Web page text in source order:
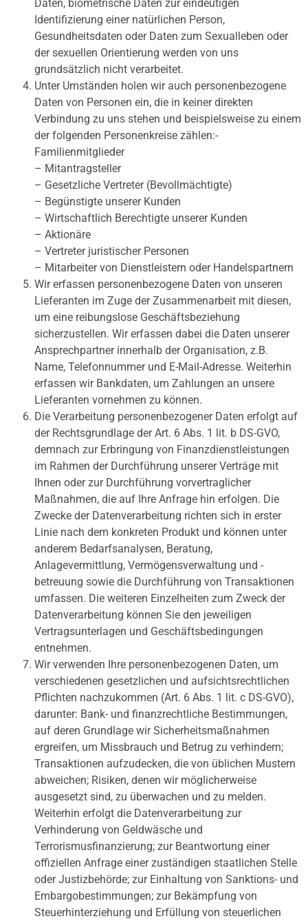
Daten, biometrische Daten zur eindeutigen
Identifizierung einer natürlichen Person,
Gesundheitsdaten oder Daten zum Sexualleben oder
der sexuellen Orientierung werden von uns
grundsätzlich nicht verarbeitet.
Unter Umständen holen wir auch personenbezogene
Daten von Personen ein, die in keiner direkten
Verbindung zu uns stehen und beispielsweise zu einem
der folgenden Personenkreise zählen:-
Familienmitglieder
– Mitantragsteller
– Gesetzliche Vertreter (Bevollmächtigte)
– Begünstigte unserer Kunden
– Wirtschaftlich Berechtigte unserer Kunden
– Aktionäre
– Vertreter juristischer Personen
– Mitarbeiter von Dienstleistern oder Handelspartnern
Wir erfassen personenbezogene Daten von unseren
Lieferanten im Zuge der Zusammenarbeit mit diesen,
um eine reibungslose Geschäftsbeziehung
sicherzustellen. Wir erfassen dabei die Daten unserer
Ansprechpartner innerhalb der Organisation, z.B.
Name, Telefonnummer und E-Mail-Adresse. Weiterhin
erfassen wir Bankdaten, um Zahlungen an unsere
Lieferanten vornehmen zu können.
Die Verarbeitung personenbezogener Daten erfolgt auf
der Rechtsgrundlage der Art. 6 Abs. 1 lit. b DS-GVO,
demnach zur Erbringung von Finanzdienstleistungen
im Rahmen der Durchführung unserer Verträge mit
Ihnen oder zur Durchführung vorvertraglicher
Maßnahmen, die auf Ihre Anfrage hin erfolgen. Die
Zwecke der Datenverarbeitung richten sich in erster
Linie nach dem konkreten Produkt und können unter
anderem Bedarfsanalysen, Beratung,
Anlagevermittlung, Vermögensverwaltung und -
betreuung sowie die Durchführung von Transaktionen
umfassen. Die weiteren Einzelheiten zum Zweck der
Datenverarbeitung können Sie den jeweiligen
Vertragsunterlagen und Geschäftsbedingungen
entnehmen.
Wir verwenden Ihre personenbezogenen Daten, um
verschiedenen gesetzlichen und aufsichtsrechtlichen
Pflichten nachzukommen (Art. 6 Abs. 1 lit. c DS-GVO),
darunter: Bank- und finanzrechtliche Bestimmungen,
auf deren Grundlage wir Sicherheitsmaßnahmen
ergreifen, um Missbrauch und Betrug zu verhindern;
Transaktionen aufzudecken, die von üblichen Mustern
abweichen; Risiken, denen wir möglicherweise
ausgesetzt sind, zu überwachen und zu melden.
Weiterhin erfolgt die Datenverarbeitung zur
Verhinderung von Geldwäsche und
Terrorismusfinanzierung; zur Beantwortung einer
offiziellen Anfrage einer zuständigen staatlichen Stelle
oder Justizbehörde; zur Einhaltung von Sanktions- und
Embargobestimmungen; zur Bekämpfung von
Steuerhinterziehung und Erfüllung von steuerlichen